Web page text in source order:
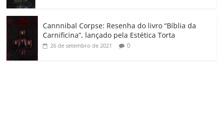
Cannnibal Corpse: Resenha do livro “Bíblia da
Carnificina”, lançado pela Estética Torta
26 de setembro de 2021 0